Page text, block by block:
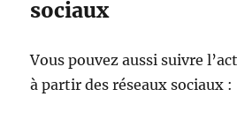
sociaux
Vous pouvez aussi suivre
à partir des réseaux sociaux :